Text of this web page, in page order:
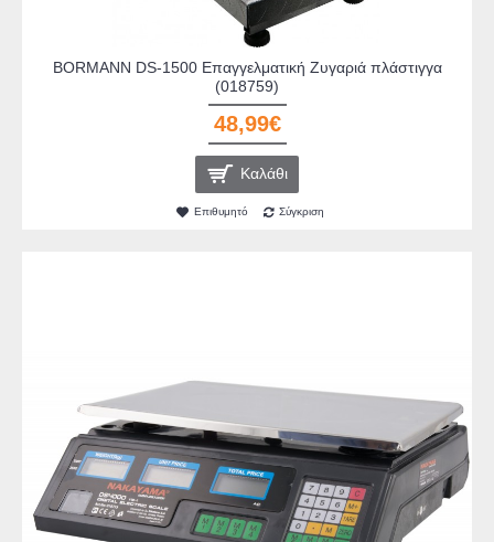
BORMANN DS-1500 Επαγγελματική Ζυγαριά πλάστιγγα
(018759)
48,99€
Καλάθι
Επιθυμητό Σύγκριση